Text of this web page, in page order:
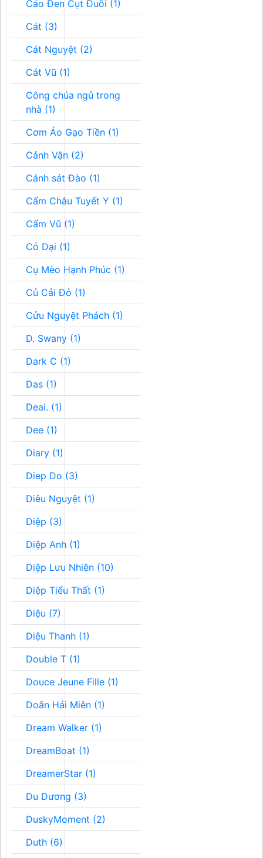
Cáo Đen Cụt Đuôi (1)
Cát (3)
Cát Nguyệt (2)
Cát Vũ (1)
Công chúa ngủ trong
nhà (1)
Cơm Áo Gạo Tiền (1)
Cảnh Vận (2)
Cảnh sát Đào (1)
Cẩm Châu Tuyết Y (1)
Cẩm Vũ (1)
Cỏ Dại (1)
Cụ Mèo Hạnh Phúc (1)
Củ Cải Đỏ (1)
Cửu Nguyệt Phách (1)
D. Swany (1)
Dark C (1)
Das (1)
Deai. (1)
Dee (1)
Diary (1)
Diep Do (3)
Diêu Nguyệt (1)
Diệp (3)
Diệp Anh (1)
Diệp Lưu Nhiên (10)
Diệp Tiểu Thất (1)
Diệu (7)
Diệu Thanh (1)
Double T (1)
Douce Jeune Fille (1)
Doãn Hải Miên (1)
Dream Walker (1)
DreamBoat (1)
DreamerStar (1)
Du Dương (3)
DuskyMoment (2)
Duth (6)